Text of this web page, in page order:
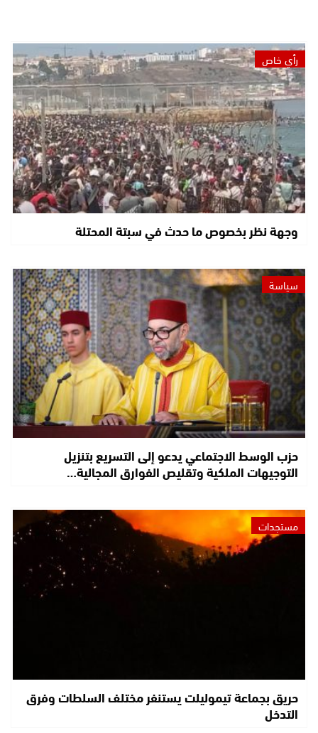
رأي خاص
وجهة نظر بخصوص ما حدث في سبتة المحتلة
سياسة
حزب الوسط الاجتماعي يدعو إلى التسريع بتنزيل
التوجيهات الملكية وتقليص الفوارق المجالية…
مستجدات
حريق بجماعة تيموليلت يستنفر مختلف السلطات وفرق
التدخل